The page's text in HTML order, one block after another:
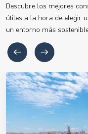
Descubre los mejores
útiles a la hora de elegir
un entorno más